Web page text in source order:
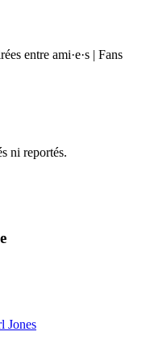
entre ami·e·s | Fans
ni reportés.
Jones